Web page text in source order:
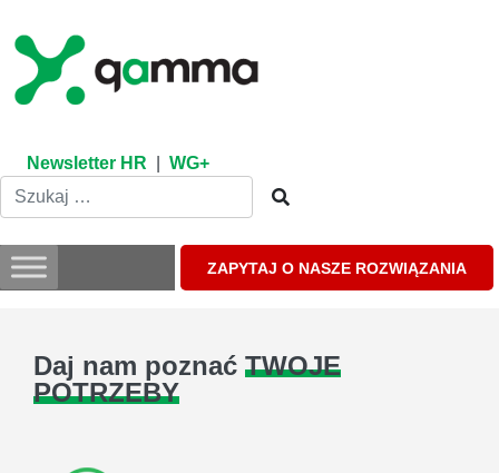
content
Newsletter HR WG+
ZAPYTAJ O NASZE ROZWIĄZANIA
Daj nam poznać TWOJE
POTRZEBY